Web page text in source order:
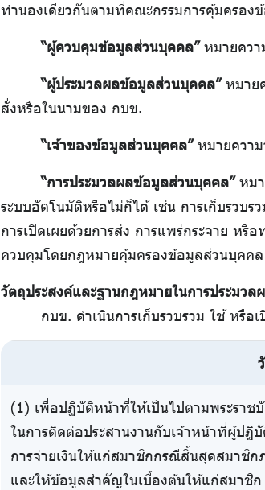
ทำนองเดียวกันตามที่คณะกรรมการคุ้มครอง
“ผู้ควบคุมข้อมูลส่วนบุคคล”หมายควา
“ผู้ประมวลผลข้อมูลส่วนบุคคล”หมาย
สั่งหรือในนามของ กบข.
“เจ้าของข้อมูลส่วนบุคคล”หมายความ
“การประมวลผลข้อมูลส่วนบุคคล”หมา
ระบบอัตโนมัติหรือไม่ก็ได้ เช่น การเก็บรวบร
การเปิดเผยด้วยการส่ง การแพร่กระจาย ห
ควบคุมโดยกฎหมายคุ้มครองข้อมูลส่วนบุคคล
วัตถุประสงค์และฐานกฎหมายในการประมว
กบข. ดำเนินการเก็บรวบรวม ใช้ หรื
(1) เพื่อปฏิบัติหน้าที่ให้เป็นไปตามพระรา
ในการติดต่อประสานงานกับเจ้าหน้าที่ผู้ปฏิ
การจ่ายเงินให้แก่สมาชิกกรณีสิ้นสุดสมาชิก
และให้ข้อมูลสำคัญในเบื้องต้นให้แก่สมาชิก